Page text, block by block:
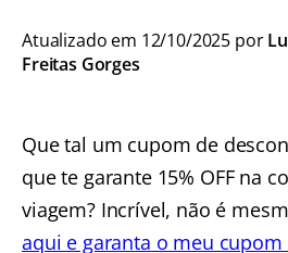
Atualizado em 12/10/2025 por
Freitas Gorges
Que tal um cupom de
que te garante 15% OFF na
viagem? Incrível, não é
aqui e garanta o meu